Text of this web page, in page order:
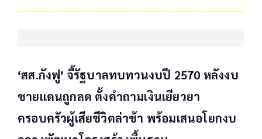
‘สส.กังฟู’ จี้รัฐบาลทบทวนงบปี 2570 หลังงบ
ชายแดนถูกลด ตั้งคำถามเงินเยียวยา
ครอบครัวผู้เสียชีวิตล่าช้า พร้อมเสนอโยกงบ